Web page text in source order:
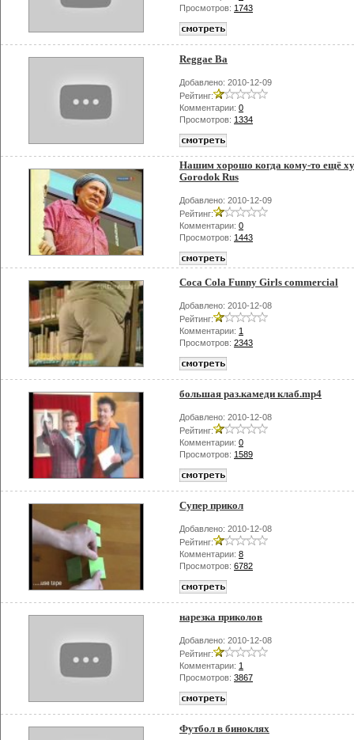
Просмотров: 1743
Reggae Ba
Добавлено: 2010-12-09
Рейтинг:
Комментарии: 0
Просмотров: 1334
Нашим хорошо когда кому-то ещё
Gorodok Rus
Добавлено: 2010-12-09
Рейтинг:
Комментарии: 0
Просмотров: 1443
Coca Cola Funny Girls commercial
Добавлено: 2010-12-08
Рейтинг:
Комментарии: 1
Просмотров: 2343
большая раз.камеди клаб.mp4
Добавлено: 2010-12-08
Рейтинг:
Комментарии: 0
Просмотров: 1589
Супер прикол
Добавлено: 2010-12-08
Рейтинг:
Комментарии: 8
Просмотров: 6782
нарезка приколов
Добавлено: 2010-12-08
Рейтинг:
Комментарии: 1
Просмотров: 3867
Футбол в биноклях